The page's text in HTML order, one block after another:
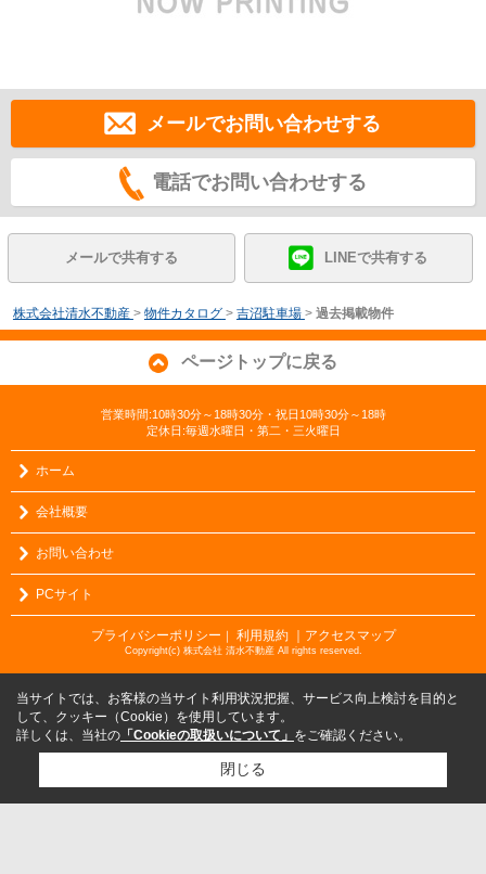
メールでお問い合わせする
電話でお問い合わせする
メールで共有する LINEで共有する
株式会社清水不動産 > 物件カタログ > 吉沼駐車場 > 過去掲載物件
ページトップに戻る
営業時間:10時30分～18時30分・祝日10時30分～18時
定休日:毎週水曜日・第二・三火曜日
ホーム
会社概要
お問い合わせ
PCサイト
プライバシーポリシー ｜ 利用規約 ｜アクセスマップ
Copyright(c) 株式会社 清水不動産 All rights reserved.
当サイトでは、お客様の当サイト利用状況把握、サービス向上検討を目的と
して、クッキー（Cookie）を使用しています。
詳しくは、当社の 「Cookieの取扱いについて」 をご確認ください。
閉じる